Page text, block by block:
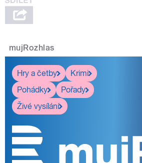
mujRozhlas
Hry a četby
Krimi
Pohádky
Pořady
Živé vysílání